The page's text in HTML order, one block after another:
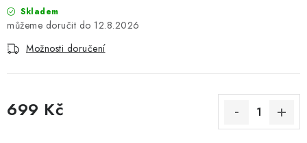
CESTOVNÍ ZAVAZADLA
DÁRKOVÉ POUKAZY
Moje objednávka
Skladem
12.8.2026
Možnosti doručení
699 Kč